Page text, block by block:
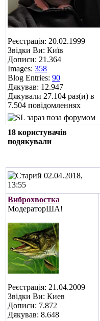
Реєстрація: 20.02.1999
Звідки Ви: Київ
Дописи: 21.364
Images: 358
Blog Entries: 90
Дякував: 12.947
Дякували 27.104 раз(и) в
7.504 повідомленнях
18 користувачів
подякували
02.04.2018,
13:55
Виброхвостка
МодераторША!
Реєстрація: 21.04.2009
Звідки Ви: Киев
Дописи: 7.872
Дякував: 8.648